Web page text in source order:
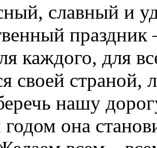
славный и
каждого, для
своей страной,
нашу
она